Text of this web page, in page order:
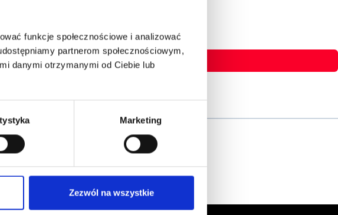
funkcje społecznościowe i analizować
partnerom społecznościowym,
danymi otrzymanymi od Ciebie lub
Marketing
Zezwól na wszystkie
Wiedzy